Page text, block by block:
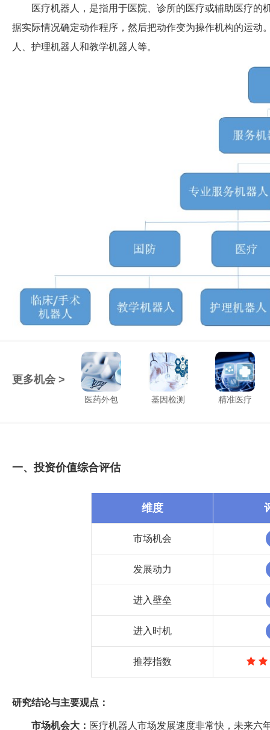
医疗机器人，是指用于医院、诊所的医疗或辅助医疗
据实际情况确定动作程序，然后把动作变为操作机构的运
人、护理机器人和教学机器人等。
更多机会 >
医药外包 基因检测 精准医疗
一、投资价值综合评估
维度
市场机会
发展动力
进入壁垒
进入时机
推荐指数
研究结论与主要观点：
市场机会大： 医疗机器人市场发展速度非常快，未来六